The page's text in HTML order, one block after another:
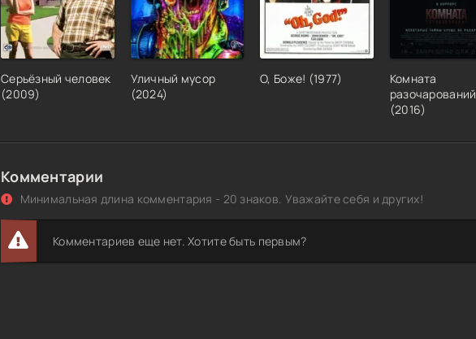
Серьёзный человек
(2009)
Уличный мусор
(2024)
О, Боже! (1977)
Комната
разочарований
(2016)
Комментарии
Минимальная длина комментария - 20 знаков. Уважайте себя и других!
Комментариев еще нет. Хотите быть первым?